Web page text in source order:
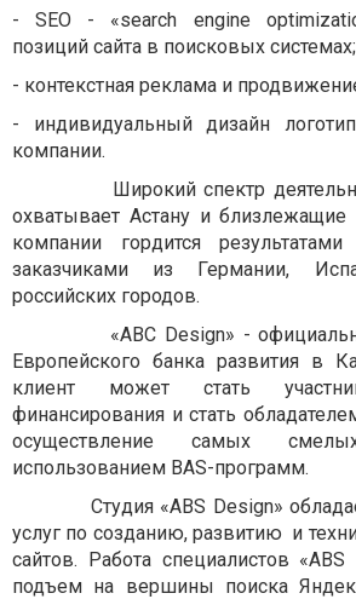
-SEO - «search engine
позиций сайта в поисковых системах;
- контекстная реклама и
- индивидуальный дизайн
компании.
Широкий спектр
охватывает Астану и близлежащие
компании гордится
заказчиками из Германии,
российских городов.
«ABC Design» -
Европейского банка развития в
клиент может стать
финансирования и стать
осуществление самых
использованием BAS-программ.
Студия «ABS Design»
услуг по созданию, развитию и
сайтов. Работа специалистов «ABS
подъем на вершины поиска